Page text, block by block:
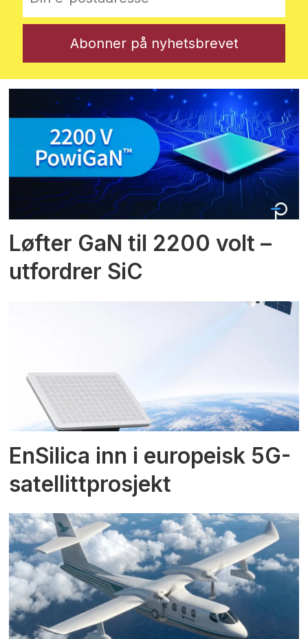
Løfter GaN til 2200 volt –
utfordrer SiC
EnSilica inn i europeisk 5G-
satellittprosjekt